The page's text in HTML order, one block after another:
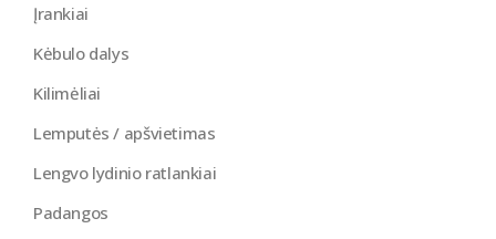
Įrankiai
Kėbulo dalys
Kilimėliai
Lemputės / apšvietimas
Lengvo lydinio ratlankiai
Padangos